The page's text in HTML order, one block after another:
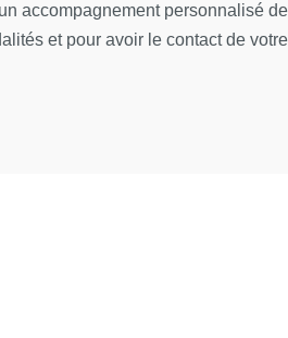
pour leur capacité à
; Professeure des
psychanalyse, département
accompagnement personnalisé
et pour avoir le contact de